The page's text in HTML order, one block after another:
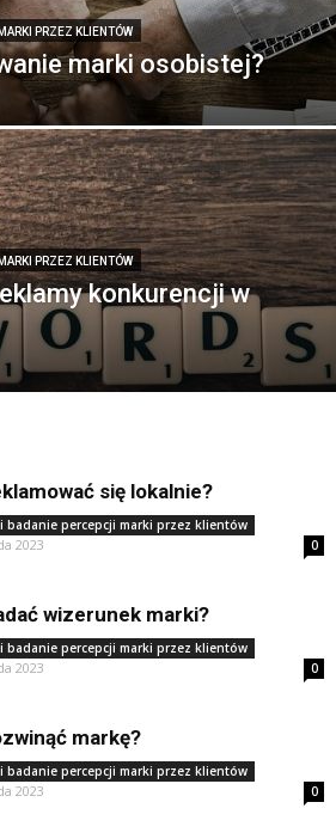
PRZEZ KLIENTÓW
marki osobistej?
PRZEZ KLIENTÓW
konkurencji w
się lokalnie?
badanie percepcji marki przez klientów
2023 0
wizerunek marki?
badanie percepcji marki przez klientów
2023 0
markę?
badanie percepcji marki przez klientów
2023 0